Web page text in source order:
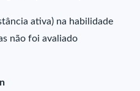
ativa) na habilidade
não foi avaliado